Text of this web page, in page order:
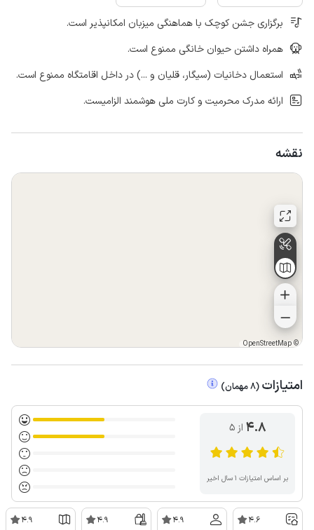
برگزاری جشن کوچک با هماهنگی میزبان امکانپذیر است.
همراه داشتن حیوان خانگی ممنوع است.
استعمال دخانیات (سیگار، قلیان و ...) در داخل اقامتگاه ممنوع است.
ارائه مدرک محرمیت و کارت ملی هوشمند الزامیست.
نقشه
©
OpenStreetMap
امتیازات (
8مهمان)
4.8 از ۵
بر اساس امتیازات ۱ سال اخیر
4.6
4.9
4.9
4.9